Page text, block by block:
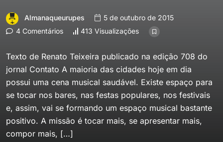
Almanaqueurupes
5 de outubro de 2015
4 Comentários
413 Visualizações
Texto de Renato Teixeira publicado na edição 708 do
jornal Contato A maioria das cidades hoje em dia
possui uma cena musical saudável. Existe espaço para
se tocar nos bares, nas festas populares, nos festivais
e, assim, vai se formando um espaço musical bastante
positivo. A missão é tocar mais, se apresentar mais,
compor mais, […]